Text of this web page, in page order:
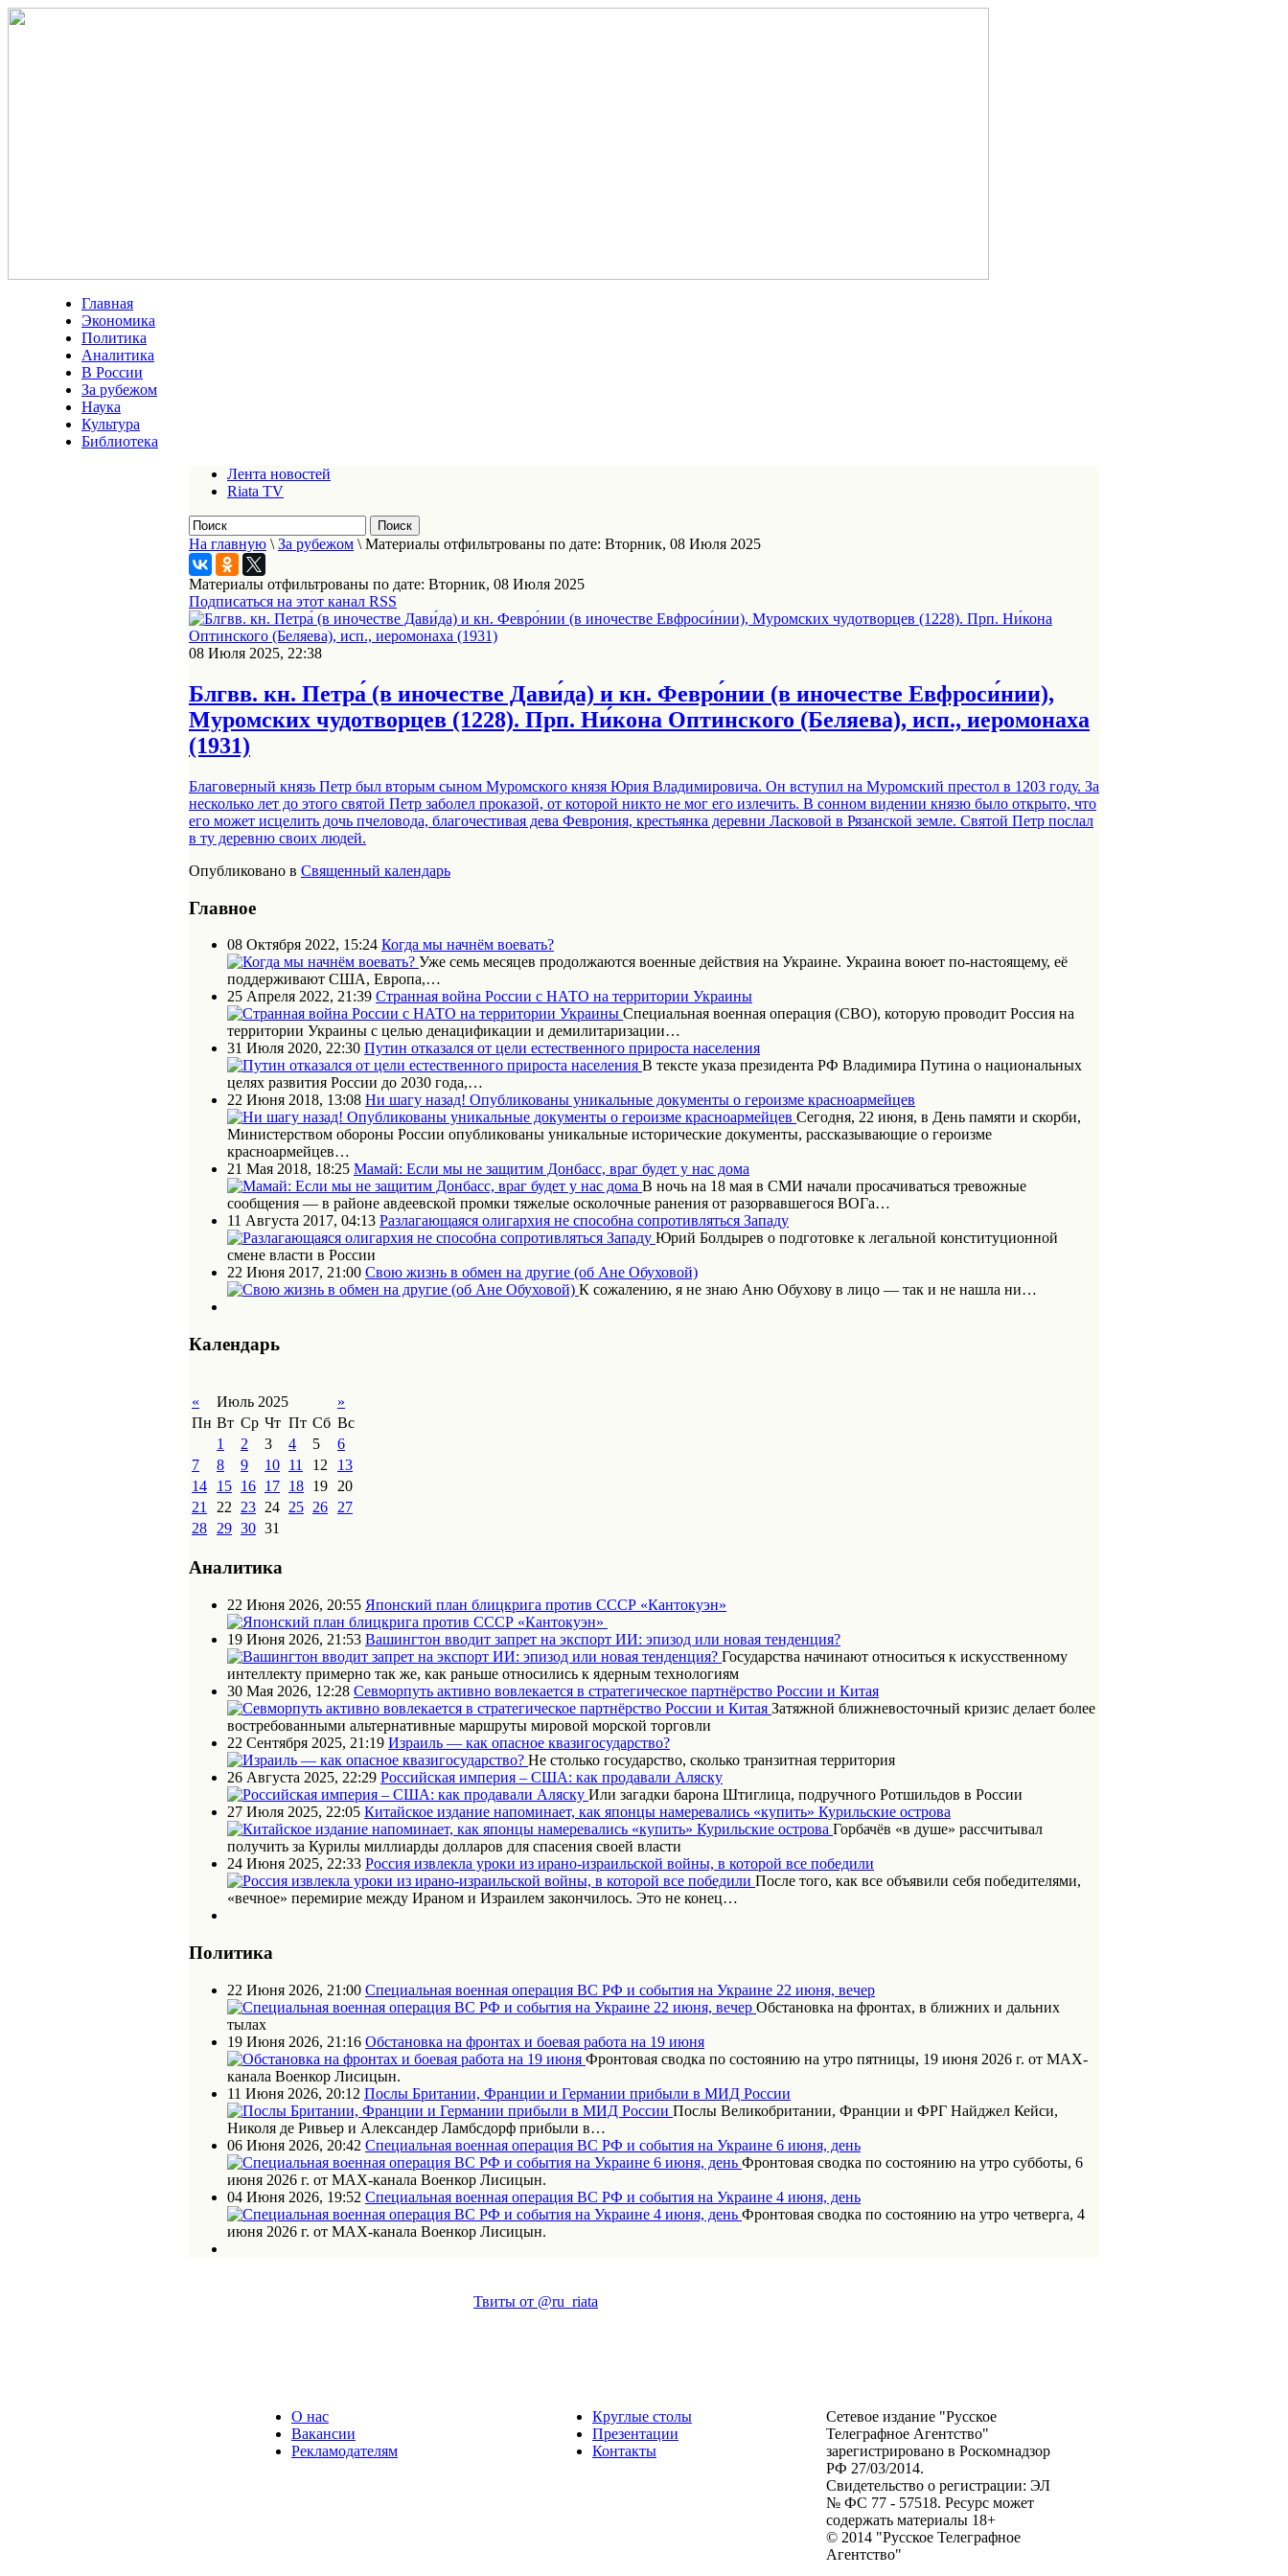
Главная
Экономика
Политика
Аналитика
В России
За рубежом
Наука
Культура
Библиотека
Лента новостей
Riata TV
На главную \ За рубежом \ Материалы отфильтрованы по дате: Вторник, 08 Июля 2025
Материалы отфильтрованы по дате: Вторник, 08 Июля 2025
Подписаться на этот канал RSS
08 Июля 2025, 22:38
Блгвв. кн. Петра́ (в иночестве Дави́да) и кн. Февро́нии (в иночестве Евфроси́нии),
Муромских чудотворцев (1228). Прп. Ни́кона Оптинского (Беляева), исп., иеромонаха
(1931)
Благоверный князь Петр был вторым сыном Муромского князя Юрия Владимировича. Он вступил на Муромский престол в 1203 году. За
несколько лет до этого святой Петр заболел проказой, от которой никто не мог его излечить. В сонном видении князю было открыто, что
его может исцелить дочь пчеловода, благочестивая дева Феврония, крестьянка деревни Ласковой в Рязанской земле. Святой Петр послал
в ту деревню своих людей.
Опубликовано в Священный календарь
Главное
08 Октября 2022, 15:24 Когда мы начнём воевать?
Уже семь месяцев продолжаются военные действия на Украине. Украина воюет по-настоящему, её
поддерживают США, Европа,…
25 Апреля 2022, 21:39 Странная война России с НАТО на территории Украины
Специальная военная операция (СВО), которую проводит Россия на
территории Украины с целью денацификации и демилитаризации…
31 Июля 2020, 22:30 Путин отказался от цели естественного прироста населения
В тексте указа президента РФ Владимира Путина о национальных
целях развития России до 2030 года,…
22 Июня 2018, 13:08 Ни шагу назад! Опубликованы уникальные документы о героизме красноармейцев
Сегодня, 22 июня, в День памяти и скорби,
Министерством обороны России опубликованы уникальные исторические документы, рассказывающие о героизме
красноармейцев…
21 Мая 2018, 18:25 Мамай: Если мы не защитим Донбасс, враг будет у нас дома
В ночь на 18 мая в СМИ начали просачиваться тревожные
сообщения — в районе авдеевской промки тяжелые осколочные ранения от разорвавшегося ВОГа…
11 Августа 2017, 04:13 Разлагающаяся олигархия не способна сопротивляться Западу
Юрий Болдырев о подготовке к легальной конституционной
смене власти в России
22 Июня 2017, 21:00 Свою жизнь в обмен на другие (об Ане Обуховой)
К сожалению, я не знаю Аню Обухову в лицо — так и не нашла ни…
Календарь
« Июль 2025
»
Пн Вт Ср Чт Пт Сб Вс
1
2 3 4 5
6
7
8 9 10 11 12
13
14
15 16 17 18 19
20
21
22 23 24 25 26
27
28
29 30 31
Аналитика
22 Июня 2026, 20:55 Японский план блицкрига против СССР «Кантокуэн»
19 Июня 2026, 21:53 Вашингтон вводит запрет на экспорт ИИ: эпизод или новая тенденция?
Государства начинают относиться к искусственному
интеллекту примерно так же, как раньше относились к ядерным технологиям
30 Мая 2026, 12:28 Севморпуть активно вовлекается в стратегическое партнёрство России и Китая
Затяжной ближневосточный кризис делает более
востребованными альтернативные маршруты мировой морской торговли
22 Сентября 2025, 21:19 Израиль — как опасное квазигосударство?
Не столько государство, сколько транзитная территория
26 Августа 2025, 22:29 Российская империя – США: как продавали Аляску
Или загадки барона Штиглица, подручного Ротшильдов в России
27 Июля 2025, 22:05 Китайское издание напоминает, как японцы намеревались «купить» Курильские острова
Горбачёв «в душе» рассчитывал
получить за Курилы миллиарды долларов для спасения своей власти
24 Июня 2025, 22:33 Россия извлекла уроки из ирано-израильской войны, в которой все победили
После того, как все объявили себя победителями,
«вечное» перемирие между Ираном и Израилем закончилось. Это не конец…
Политика
22 Июня 2026, 21:00 Специальная военная операция ВС РФ и события на Украине 22 июня, вечер
Обстановка на фронтах, в ближних и дальних
тылах
19 Июня 2026, 21:16 Обстановка на фронтах и боевая работа на 19 июня
Фронтовая сводка по состоянию на утро пятницы, 19 июня 2026 г. от МАХ-
канала Военкор Лисицын.
11 Июня 2026, 20:12 Послы Британии, Франции и Германии прибыли в МИД России
Послы Великобритании, Франции и ФРГ Найджел Кейси,
Николя де Ривьер и Александер Ламбсдорф прибыли в…
06 Июня 2026, 20:42 Специальная военная операция ВС РФ и события на Украине 6 июня, день
Фронтовая сводка по состоянию на утро субботы, 6
июня 2026 г. от МАХ-канала Военкор Лисицын.
04 Июня 2026, 19:52 Специальная военная операция ВС РФ и события на Украине 4 июня, день
Фронтовая сводка по состоянию на утро четверга, 4
июня 2026 г. от МАХ-канала Военкор Лисицын.
Твиты от @ru_riata
О нас
Вакансии
Рекламодателям
Круглые столы
Презентации
Контакты
Сетевое издание "Русское
Телеграфное Агентство"
зарегистрировано в Роскомнадзор
РФ 27/03/2014.
Свидетельство о регистрации: ЭЛ
№ ФС 77 - 57518. Ресурс может
содержать материалы 18+
© 2014 "Русское Телеграфное
Агентство"